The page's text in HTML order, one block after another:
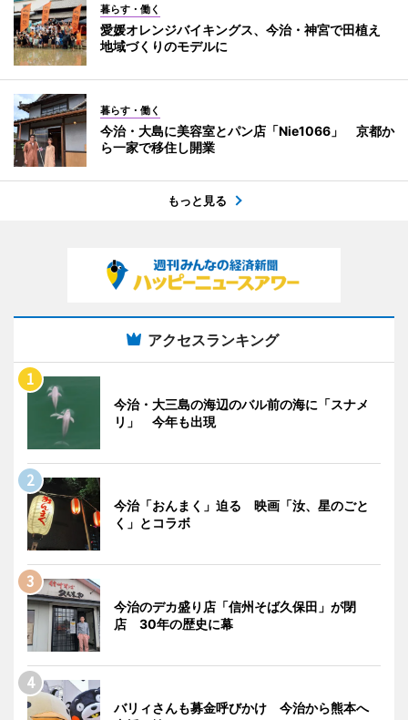
暮らす・働く
愛媛オレンジバイキングス、今治・神宮で田植え
地域づくりのモデルに
暮らす・働く
今治・大島に美容室とパン店「Nie1066」 京都か
ら一家で移住し開業
もっと見る
アクセスランキング
今治・大三島の海辺のバル前の海に「スナメ
リ」 今年も出現
今治「おんまく」迫る 映画「汝、星のごと
く」とコラボ
今治のデカ盛り店「信州そば久保田」が閉
店 30年の歴史に幕
バリィさんも募金呼びかけ 今治から熊本へ